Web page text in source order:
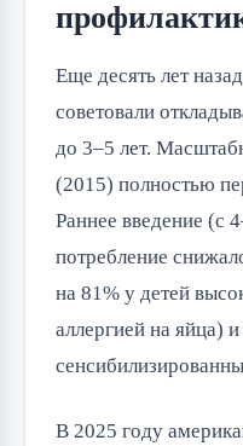
Еще десять лет
советовали
до 3–5 лет.
(2015) полностью
Раннее введение (с
потребление
на 81% у детей
аллергией на яйца)
В 2025 году